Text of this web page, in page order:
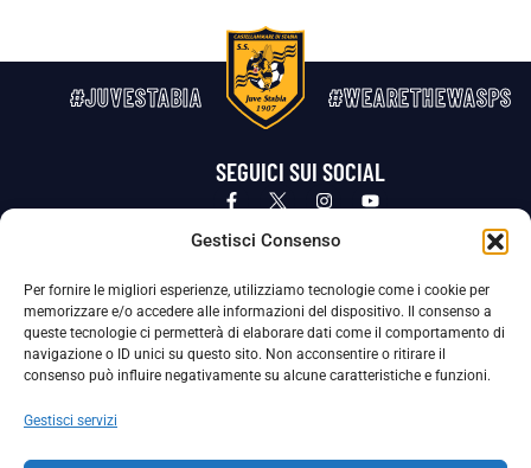
Gestisci Consenso
Per fornire le migliori esperienze, utilizziamo tecnologie come i cookie per
memorizzare e/o accedere alle informazioni del dispositivo. Il consenso a
queste tecnologie ci permetterà di elaborare dati come il comportamento di
navigazione o ID unici su questo sito. Non acconsentire o ritirare il
consenso può influire negativamente su alcune caratteristiche e funzioni.
Gestisci servizi
#JUVESTABIA #WEARETHEWASPS
SEGUICI SUI SOCIAL
Privacy Policy Cookie Policy
La Società ha nominato il Responsabile della Protezione dei Dati Personali (DPO), figura specializzata che vigila sulle modalità
adottate dalla nostra Società per tutelare i Suoi dati personali.
Per contattare il DPO può scrivere a